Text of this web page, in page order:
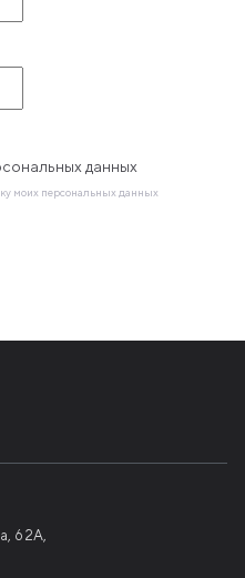
данных
моих персональных данных
62А,